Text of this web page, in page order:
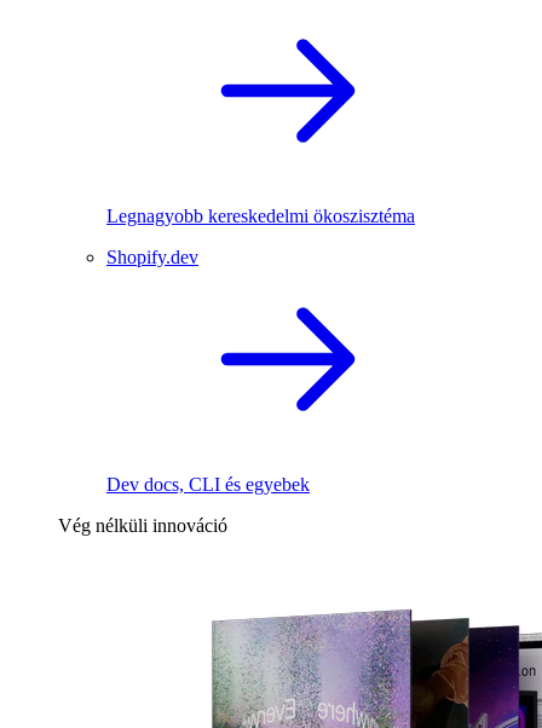
Legnagyobb kereskedelmi ökoszisztéma
Shopify.dev
Dev docs, CLI és egyebek
Vég nélküli innováció